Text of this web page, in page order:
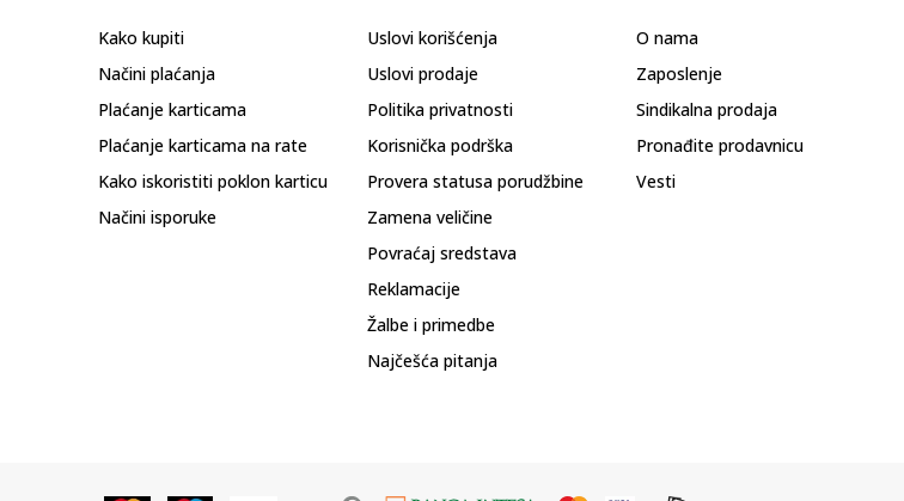
Kako kupiti
Načini plaćanja
Plaćanje karticama
Plaćanje karticama na rate
Kako iskoristiti poklon karticu
Načini isporuke
Uslovi korišćenja
Uslovi prodaje
Politika privatnosti
Korisnička podrška
Provera statusa porudžbine
Zamena veličine
Povraćaj sredstava
Reklamacije
Žalbe i primedbe
Najčešća pitanja
O nama
Zaposlenje
Sindikalna prodaja
Pronađite prodavnicu
Vesti